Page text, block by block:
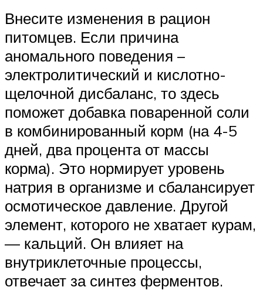
Внесите изменения в рацион
питомцев. Если причина
аномального поведения –
электролитический и кислотно-
щелочной дисбаланс, то здесь
поможет добавка поваренной соли
в комбинированный корм (на 4-5
дней, два процента от массы
корма). Это нормирует уровень
натрия в организме и сбалансирует
осмотическое давление. Другой
элемент, которого не хватает курам,
— кальций. Он влияет на
внутриклеточные процессы,
отвечает за синтез ферментов.